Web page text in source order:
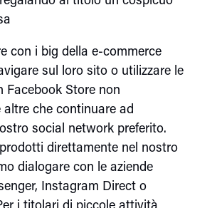
con i big della e-commerce
sul loro sito o utilizzare le
Facebook Store non
altre che continuare ad
social network preferito.
direttamente nel nostro
dialogare con le aziende
Instagram Direct o
i titolari di piccole attività